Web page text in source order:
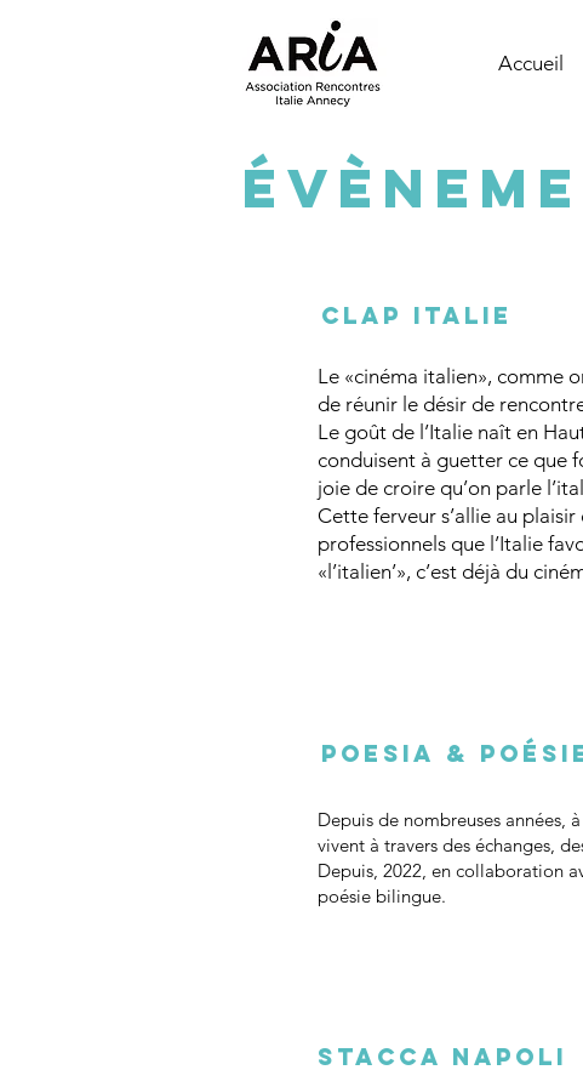
Accueil
CLAP ITALIE
Le «cinéma italien», comme
de réunir le désir de
Le goût de l’Italie naît en
conduisent à guetter ce que
joie de croire qu’on parle
Cette ferveur s’allie au
professionnels que l’Italie
«l’italien’», c’est déjà du
Poesia &
Depuis de nombreuses années,
vivent à travers des échanges,
Depuis, 2022, en collaboration
poésie bilingue.
Stacca Napoli